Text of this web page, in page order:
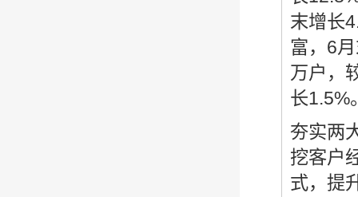
末增长
富，6
万户，
长1.5%
夯实两
挖客户
式，提